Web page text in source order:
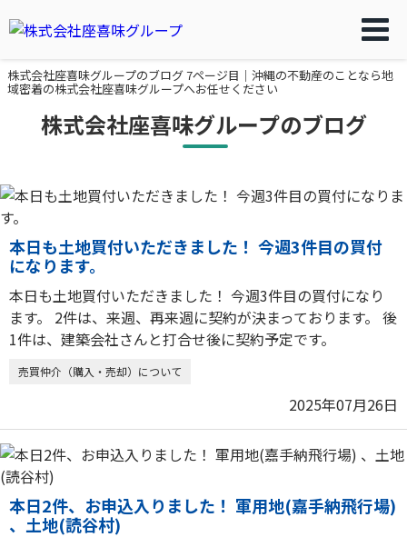
株式会社座喜味グループのブログ 7ページ目｜沖縄の不動産のことなら地
域密着の株式会社座喜味グループへお任せください
株式会社座喜味グループのブログ
本日も土地買付いただきました！ 今週3件目の買付
になります。
本日も土地買付いただきました！ 今週3件目の買付になり
ます。 2件は、来週、再来週に契約が決まっております。 後
1件は、建築会社さんと打合せ後に契約予定です。
売買仲介（購入・売却）について
2025年07月26日
本日2件、お申込入りました！ 軍用地(嘉手納飛行場)
、土地(読谷村)